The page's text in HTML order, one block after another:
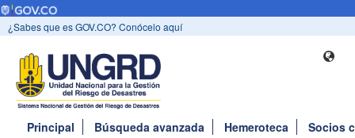
¿Sabes que es GOV.CO? Conócelo aquí
Principal Búsqueda avanzada Hemeroteca
Socios